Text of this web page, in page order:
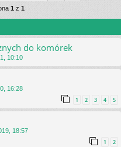
1 z 1
do komórek
10:10
16:28
1 2 3 4 5
18:57
1 2